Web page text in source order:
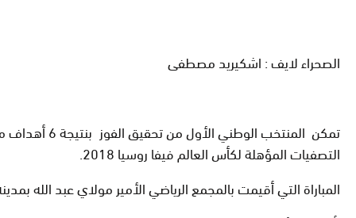
الصحراء لايف : اشكيريد مصطفى
تمكن
المنتخب
التصفيات المؤهلة لكأس العالم فيفا روسيا 2018
.
المباراة التي أقيمت بالمجمع الرياضي الأمير مولاي عبد الله